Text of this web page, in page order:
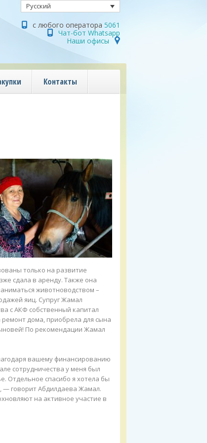
Русский
с любого оператора 5061
Чат-бот Whatsapp
Наши офисы
Контакты
только на развитие
сдала в аренду. Также она
животноводством –
яиц. Супруг Жамал
с АКФ собственный капитал
дома, приобрела для сына
По рекомендации Жамал
вашему финансированию
сотрудничества у меня был
Отдельное спасибо я хотела бы
— говорит Абдилдаева Жамал.
на активное участие в